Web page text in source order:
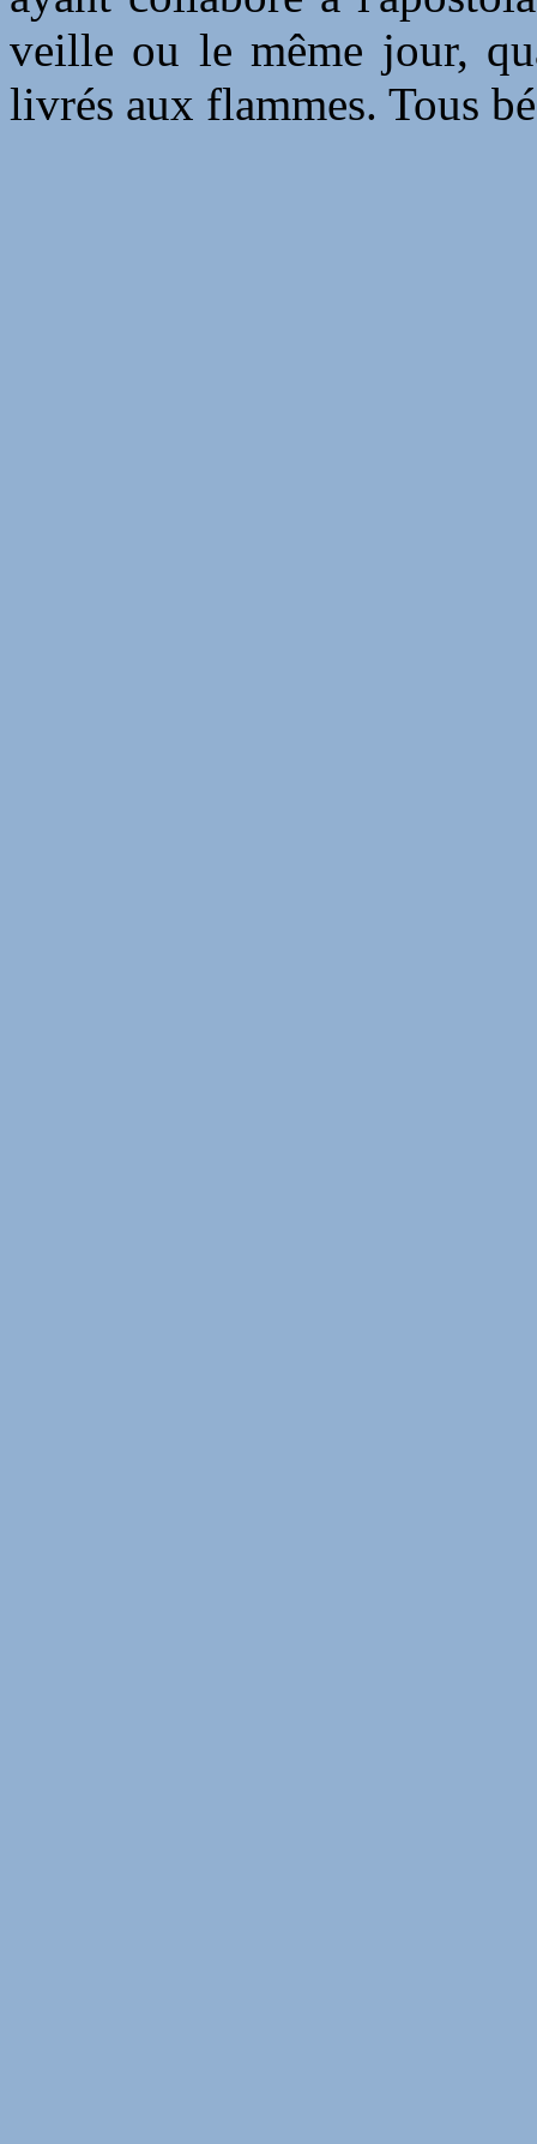
veille ou le même jour,
livrés aux flammes. Tous